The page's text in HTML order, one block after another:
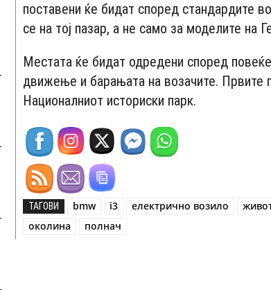
поставени ќе бидат според стандардите
се на тој пазар, а не само за моделите на
Местата ќе бидат одредени според
движење и барањата на возачите. Првите
Националниот историски парк.
ТАГОВИ bmw i3 електрично возило
околина
полнач